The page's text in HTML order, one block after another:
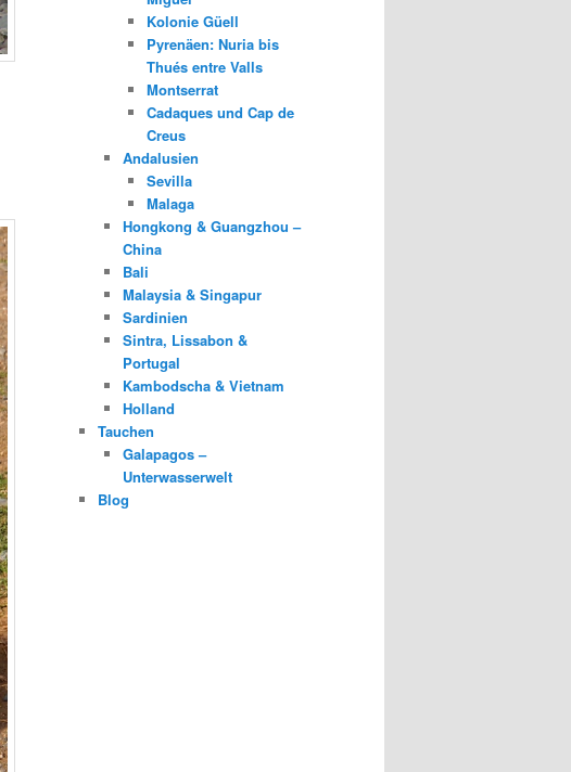
Kolonie Güell
Pyrenäen: Nuria bis
Thués entre Valls
Montserrat
Cadaques und Cap de
Creus
Andalusien
Sevilla
Malaga
Hongkong & Guangzhou –
China
Bali
Malaysia & Singapur
Sardinien
Sintra, Lissabon &
Portugal
Kambodscha & Vietnam
Holland
Tauchen
Galapagos –
Unterwasserwelt
Blog